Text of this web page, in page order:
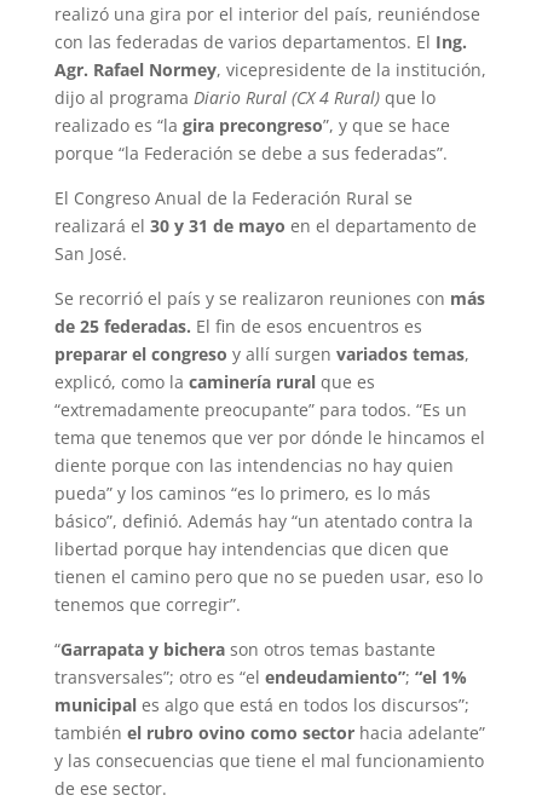
realizó una gira por el interior del país, reuniéndose
con las federadas de varios departamentos. El Ing.
Agr. Rafael Normey, vicepresidente de la institución,
dijo al programa Diario Rural (CX 4 Rural)que lo
realizado es “la gira precongreso”, y que se hace
porque “la Federación se debe a sus federadas”.
El Congreso Anual de la Federación Rural se
realizará el 30 y 31 de mayo en el departamento de
San José.
Se recorrió el país y se realizaron reuniones con más
de 25 federadas. El fin de esos encuentros es
preparar el congreso y allí surgen variados temas,
explicó, como la caminería ruralque es
“extremadamente preocupante” para todos. “Es un
tema que tenemos que ver por dónde le hincamos el
diente porque con las intendencias no hay quien
pueda” y los caminos “es lo primero, es lo más
básico”, definió. Además hay “un atentado contra la
libertad porque hay intendencias que dicen que
tienen el camino pero que no se pueden usar, eso lo
tenemos que corregir”.
“Garrapata y bicherason otros temas bastante
transversales”; otro es “el endeudamiento”; “el 1%
municipales algo que está en todos los discursos”;
también el rubro ovino como sectorhacia adelante”
y las consecuencias que tiene el mal funcionamiento
de ese sector.